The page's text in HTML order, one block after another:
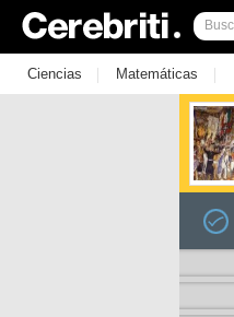
Ciencias | Matemáticas |